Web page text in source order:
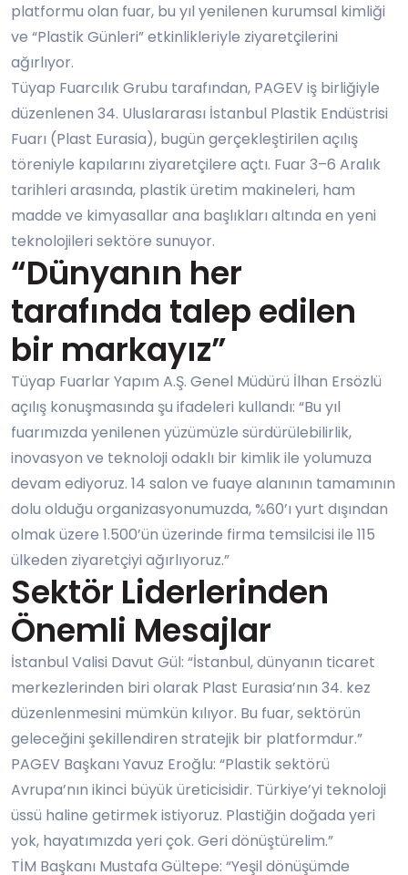
platformu olan fuar, bu yıl yenilenen kurumsal kimliği
ve “Plastik Günleri” etkinlikleriyle ziyaretçilerini
ağırlıyor.
Tüyap Fuarcılık Grubu tarafından, PAGEV iş birliğiyle
düzenlenen 34. Uluslararası İstanbul Plastik Endüstrisi
Fuarı (Plast Eurasia), bugün gerçekleştirilen açılış
töreniyle kapılarını ziyaretçilere açtı. Fuar 3–6 Aralık
tarihleri arasında, plastik üretim makineleri, ham
madde ve kimyasallar ana başlıkları altında en yeni
teknolojileri sektöre sunuyor.
“Dünyanın her
tarafında talep edilen
bir markayız”
Tüyap Fuarlar Yapım A.Ş. Genel Müdürü İlhan Ersözlü
açılış konuşmasında şu ifadeleri kullandı: “Bu yıl
fuarımızda yenilenen yüzümüzle sürdürülebilirlik,
inovasyon ve teknoloji odaklı bir kimlik ile yolumuza
devam ediyoruz. 14 salon ve fuaye alanının tamamının
dolu olduğu organizasyonumuzda, %60’ı yurt dışından
olmak üzere 1.500’ün üzerinde firma temsilcisi ile 115
ülkeden ziyaretçiyi ağırlıyoruz.”
Sektör Liderlerinden
Önemli Mesajlar
İstanbul Valisi Davut Gül: “İstanbul, dünyanın ticaret
merkezlerinden biri olarak Plast Eurasia’nın 34. kez
düzenlenmesini mümkün kılıyor. Bu fuar, sektörün
geleceğini şekillendiren stratejik bir platformdur.”
PAGEV Başkanı Yavuz Eroğlu: “Plastik sektörü
Avrupa’nın ikinci büyük üreticisidir. Türkiye’yi teknoloji
üssü haline getirmek istiyoruz. Plastiğin doğada yeri
yok, hayatımızda yeri çok. Geri dönüştürelim.”
TİM Başkanı Mustafa Gültepe: “Yeşil dönüşümde